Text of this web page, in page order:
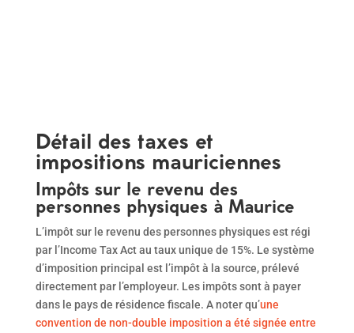
Détail des taxes et
impositions mauriciennes
Impôts sur le revenu des
personnes physiques à Maurice
L’impôt sur le revenu des personnes physiques est régi
par l’Income Tax Act au taux unique de 15%. Le système
d’imposition principal est l’impôt à la source, prélevé
directement par l’employeur. Les impôts sont à payer
dans le pays de résidence fiscale. A noter qu’une
convention de non-double imposition a été signée entre